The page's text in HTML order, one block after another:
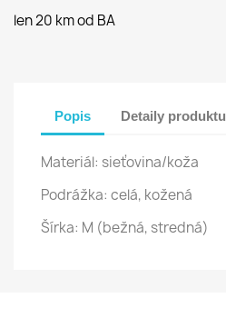
len 20 km od BA
Popis Detaily produktu
Materiál: sieťovina/koža
Podrážka: celá, kožená
Šírka: M (bežná, stredná)